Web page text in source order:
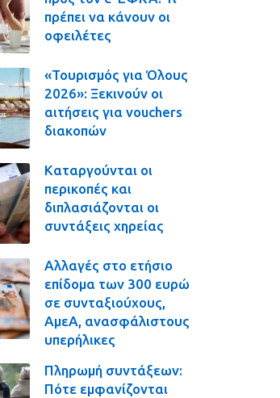
πρέπει να κάνουν οι
οφειλέτες
«Τουρισμός για Όλους
2026»: Ξεκινούν οι
αιτήσεις για vouchers
διακοπών
Καταργούνται οι
περικοπές και
διπλασιάζονται οι
συντάξεις χηρείας
Αλλαγές στο ετήσιο
επίδομα των 300 ευρώ
σε συνταξιούχους,
ΑμεΑ, ανασφάλιστους
υπερήλικες
Πληρωμή συντάξεων:
Πότε εμφανίζονται